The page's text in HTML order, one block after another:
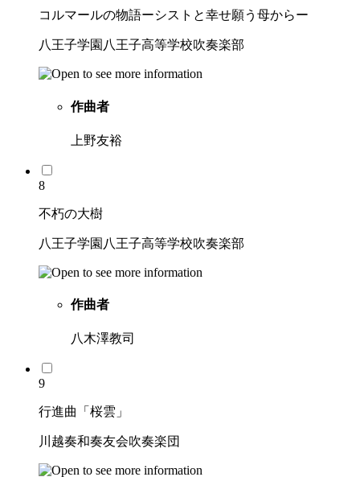
コルマールの物語ーシストと幸せ願う母からー
八王子学園八王子高等学校吹奏楽部
作曲者
上野友裕
8
不朽の大樹
八王子学園八王子高等学校吹奏楽部
作曲者
八木澤教司
9
行進曲「桜雲」
川越奏和奏友会吹奏楽団